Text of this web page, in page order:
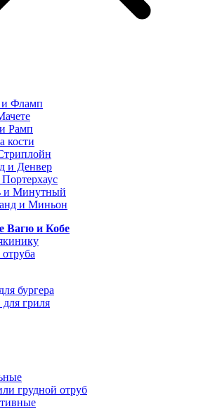
Фламп
Рамп
кости
и Денвер
и Минутный
и Миньон
Вагю и Кобе
бургера
гриля
грудной отруб